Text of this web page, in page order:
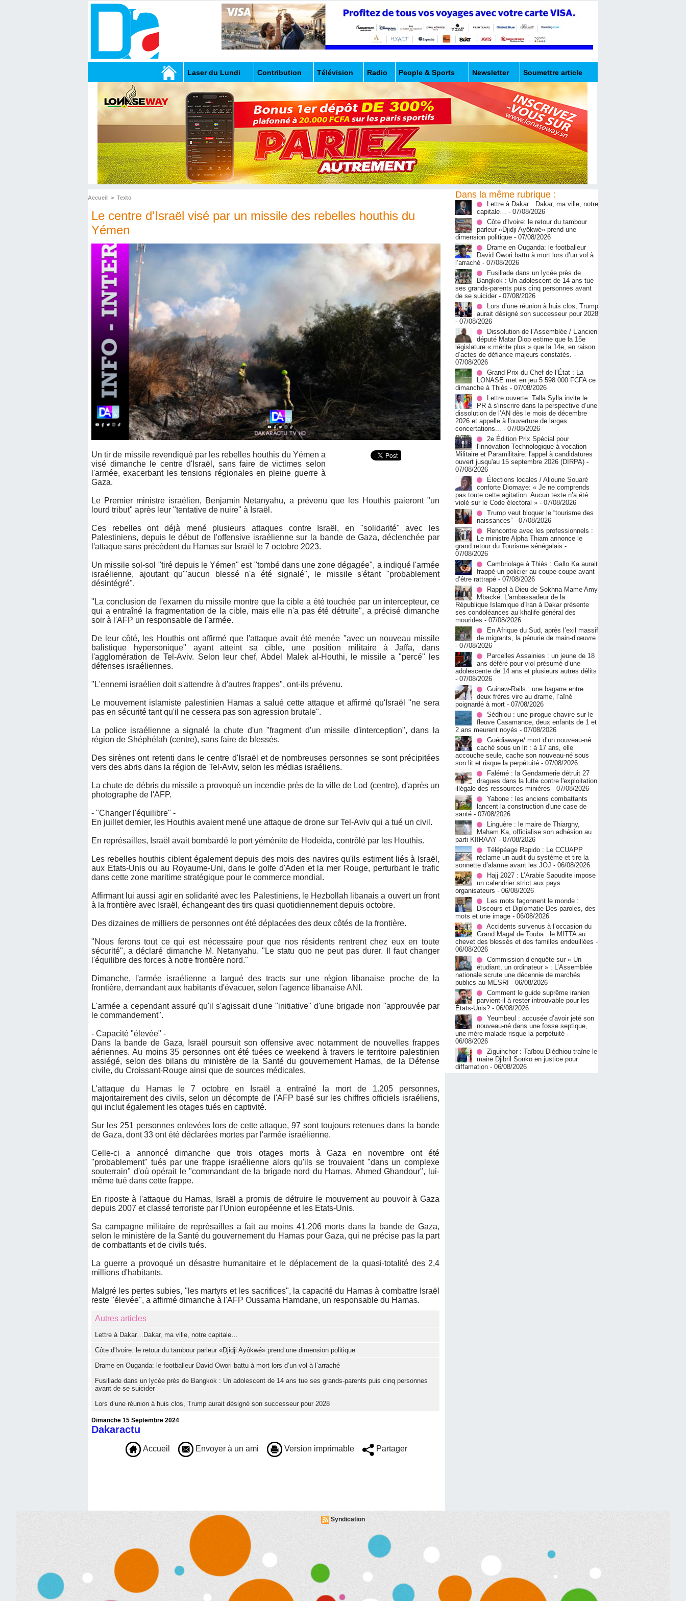
Laser du Lundi Contribution Télévision Radio People & Sports Newsletter Soumettre article
Accueil > Texto
Le centre d'Israël visé par un missile des rebelles houthis du
Yémen
Un tir de missile revendiqué par les rebelles houthis du Yémen a
visé dimanche le centre d'Israël, sans faire de victimes selon
l'armée, exacerbant les tensions régionales en pleine guerre à
Gaza.
Le Premier ministre israélien, Benjamin Netanyahu, a prévenu que les Houthis paieront "un
lourd tribut" après leur "tentative de nuire" à Israël.
Ces rebelles ont déjà mené plusieurs attaques contre Israël, en "solidarité" avec les
Palestiniens, depuis le début de l'offensive israélienne sur la bande de Gaza, déclenchée par
l'attaque sans précédent du Hamas sur Israël le 7 octobre 2023.
Un missile sol-sol "tiré depuis le Yémen" est "tombé dans une zone dégagée", a indiqué l'armée
israélienne, ajoutant qu'"aucun blessé n'a été signalé", le missile s'étant "probablement
désintégré".
"La conclusion de l'examen du missile montre que la cible a été touchée par un intercepteur, ce
qui a entraîné la fragmentation de la cible, mais elle n'a pas été détruite", a précisé dimanche
soir à l'AFP un responsable de l'armée.
De leur côté, les Houthis ont affirmé que l'attaque avait été menée "avec un nouveau missile
balistique hypersonique" ayant atteint sa cible, une position militaire à Jaffa, dans
l'agglomération de Tel-Aviv. Selon leur chef, Abdel Malek al-Houthi, le missile a "percé" les
défenses israéliennes.
"L'ennemi israélien doit s'attendre à d'autres frappes", ont-ils prévenu.
Le mouvement islamiste palestinien Hamas a salué cette attaque et affirmé qu'Israël "ne sera
pas en sécurité tant qu'il ne cessera pas son agression brutale".
La police israélienne a signalé la chute d'un "fragment d'un missile d'interception", dans la
région de Shéphélah (centre), sans faire de blessés.
Des sirènes ont retenti dans le centre d'Israël et de nombreuses personnes se sont précipitées
vers des abris dans la région de Tel-Aviv, selon les médias israéliens.
La chute de débris du missile a provoqué un incendie près de la ville de Lod (centre), d'après un
photographe de l'AFP.
- "Changer l'équilibre" -
En juillet dernier, les Houthis avaient mené une attaque de drone sur Tel-Aviv qui a tué un civil.
En représailles, Israël avait bombardé le port yéménite de Hodeida, contrôlé par les Houthis.
Les rebelles houthis ciblent également depuis des mois des navires qu'ils estiment liés à Israël,
aux Etats-Unis ou au Royaume-Uni, dans le golfe d'Aden et la mer Rouge, perturbant le trafic
dans cette zone maritime stratégique pour le commerce mondial.
Affirmant lui aussi agir en solidarité avec les Palestiniens, le Hezbollah libanais a ouvert un front
à la frontière avec Israël, échangeant des tirs quasi quotidiennement depuis octobre.
Des dizaines de milliers de personnes ont été déplacées des deux côtés de la frontière.
"Nous ferons tout ce qui est nécessaire pour que nos résidents rentrent chez eux en toute
sécurité", a déclaré dimanche M. Netanyahu. "Le statu quo ne peut pas durer. Il faut changer
l'équilibre des forces à notre frontière nord."
Dimanche, l'armée israélienne a largué des tracts sur une région libanaise proche de la
frontière, demandant aux habitants d'évacuer, selon l'agence libanaise ANI.
L'armée a cependant assuré qu'il s'agissait d'une "initiative" d'une brigade non "approuvée par
le commandement".
- Capacité "élevée" -
Dans la bande de Gaza, Israël poursuit son offensive avec notamment de nouvelles frappes
aériennes. Au moins 35 personnes ont été tuées ce weekend à travers le territoire palestinien
assiégé, selon des bilans du ministère de la Santé du gouvernement Hamas, de la Défense
civile, du Croissant-Rouge ainsi que de sources médicales.
L'attaque du Hamas le 7 octobre en Israël a entraîné la mort de 1.205 personnes,
majoritairement des civils, selon un décompte de l'AFP basé sur les chiffres officiels israéliens,
qui inclut également les otages tués en captivité.
Sur les 251 personnes enlevées lors de cette attaque, 97 sont toujours retenues dans la bande
de Gaza, dont 33 ont été déclarées mortes par l'armée israélienne.
Celle-ci a annoncé dimanche que trois otages morts à Gaza en novembre ont été
"probablement" tués par une frappe israélienne alors qu'ils se trouvaient "dans un complexe
souterrain" d'où opérait le "commandant de la brigade nord du Hamas, Ahmed Ghandour", lui-
même tué dans cette frappe.
En riposte à l'attaque du Hamas, Israël a promis de détruire le mouvement au pouvoir à Gaza
depuis 2007 et classé terroriste par l'Union européenne et les Etats-Unis.
Sa campagne militaire de représailles a fait au moins 41.206 morts dans la bande de Gaza,
selon le ministère de la Santé du gouvernement du Hamas pour Gaza, qui ne précise pas la part
de combattants et de civils tués.
La guerre a provoqué un désastre humanitaire et le déplacement de la quasi-totalité des 2,4
millions d'habitants.
Malgré les pertes subies, "les martyrs et les sacrifices", la capacité du Hamas à combattre Israël
reste "élevée", a affirmé dimanche à l'AFP Oussama Hamdane, un responsable du Hamas.
Autres articles
Lettre à Dakar…Dakar, ma ville, notre capitale…
Côte d'Ivoire: le retour du tambour parleur «Djidji Ayôkwé» prend une dimension politique
Drame en Ouganda: le footballeur David Owori battu à mort lors d’un vol à l’arraché
Fusillade dans un lycée près de Bangkok : Un adolescent de 14 ans tue ses grands-parents puis cinq personnes
avant de se suicider
Lors d’une réunion à huis clos, Trump aurait désigné son successeur pour 2028
Dimanche 15 Septembre 2024
Dakaractu
Accueil Envoyer à un ami Version imprimable Partager
Dans la même rubrique :
Lettre à Dakar…Dakar, ma ville, notre
capitale… - 07/08/2026
Côte d'Ivoire: le retour du tambour
parleur «Djidji Ayôkwé» prend une
dimension politique - 07/08/2026
Drame en Ouganda: le footballeur
David Owori battu à mort lors d’un vol à
l’arraché - 07/08/2026
Fusillade dans un lycée près de
Bangkok : Un adolescent de 14 ans tue
ses grands-parents puis cinq personnes avant
de se suicider - 07/08/2026
Lors d’une réunion à huis clos, Trump
aurait désigné son successeur pour 2028
- 07/08/2026
Dissolution de l’Assemblée / L’ancien
député Matar Diop estime que la 15e
législature « mérite plus » que la 14e, en raison
d’actes de défiance majeurs constatés. -
07/08/2026
Grand Prix du Chef de l’État : La
LONASE met en jeu 5 598 000 FCFA ce
dimanche à Thiès - 07/08/2026
Lettre ouverte: Talla Sylla invite le
PR à s'inscrire dans la perspective d’une
dissolution de l’AN dès le mois de décembre
2026 et appelle à l'ouverture de larges
concertations... - 07/08/2026
2e Édition Prix Spécial pour
l'innovation Technologique à vocation
Militaire et Paramilitaire: l'appel à candidatures
ouvert jusqu'au 15 septembre 2026 (DIRPA) -
07/08/2026
Élections locales / Alioune Souaré
conforte Diomaye: « Je ne comprends
pas toute cette agitation. Aucun texte n’a été
violé sur le Code électoral » - 07/08/2026
Trump veut bloquer le “tourisme des
naissances” - 07/08/2026
Rencontre avec les professionnels :
Le ministre Alpha Thiam annonce le
grand retour du Tourisme sénégalais -
07/08/2026
Cambriolage à Thiès : Gallo Ka aurait
frappé un policier au coupe-coupe avant
d’être rattrapé - 07/08/2026
Rappel à Dieu de Sokhna Mame Amy
Mbacké: L'ambassadeur de la
République Islamique d'Iran à Dakar présente
ses condoléances au khalife général des
mourides - 07/08/2026
En Afrique du Sud, après l’exil massif
de migrants, la pénurie de main-d’œuvre
- 07/08/2026
Parcelles Assainies : un jeune de 18
ans déféré pour viol présumé d’une
adolescente de 14 ans et plusieurs autres délits
- 07/08/2026
Guinaw-Rails : une bagarre entre
deux frères vire au drame, l’aîné
poignardé à mort - 07/08/2026
Sédhiou : une pirogue chavire sur le
fleuve Casamance, deux enfants de 1 et
2 ans meurent noyés - 07/08/2026
Guédiawaye/ mort d’un nouveau-né
caché sous un lit : à 17 ans, elle
accouche seule, cache son nouveau-né sous
son lit et risque la perpétuité - 07/08/2026
Falémé : la Gendarmerie détruit 27
dragues dans la lutte contre l'exploitation
illégale des ressources minières - 07/08/2026
Yabone : les anciens combattants
lancent la construction d'une case de
santé - 07/08/2026
Linguère : le maire de Thiargny,
Maham Ka, officialise son adhésion au
parti KIIRAAY - 07/08/2026
Télépéage Rapido : Le CCUAPP
réclame un audit du système et tire la
sonnette d’alarme avant les JOJ - 06/08/2026
Hajj 2027 : L’Arabie Saoudite impose
un calendrier strict aux pays
organisateurs - 06/08/2026
Les mots façonnent le monde :
Discours et Diplomatie Des paroles, des
mots et une image - 06/08/2026
Accidents survenus à l’occasion du
Grand Magal de Touba : le MITTA au
chevet des blessés et des familles endeuillées -
06/08/2026
Commission d’enquête sur « Un
étudiant, un ordinateur » : L’Assemblée
nationale scrute une décennie de marchés
publics au MESRI - 06/08/2026
Comment le guide suprême iranien
parvient-il à rester introuvable pour les
États-Unis? - 06/08/2026
Yeumbeul : accusée d’avoir jeté son
nouveau-né dans une fosse septique,
une mère malade risque la perpétuité -
06/08/2026
Ziguinchor : Taïbou Diédhiou traîne le
maire Djibril Sonko en justice pour
diffamation - 06/08/2026
Syndication